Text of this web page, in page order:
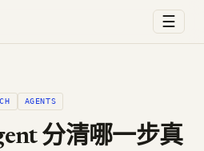
☰
AGENTS
分清哪一步真